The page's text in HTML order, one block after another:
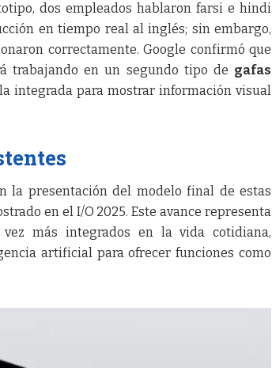
dos empleados hablaron farsi e hindi
en tiempo real al inglés; sin embargo,
correctamente. Google confirmó que
trabajando en un segundo tipo de gafas
integrada para mostrar información visual
la presentación del modelo final de estas
en el I/O 2025. Este avance representa
más integrados en la vida cotidiana,
artificial para ofrecer funciones como